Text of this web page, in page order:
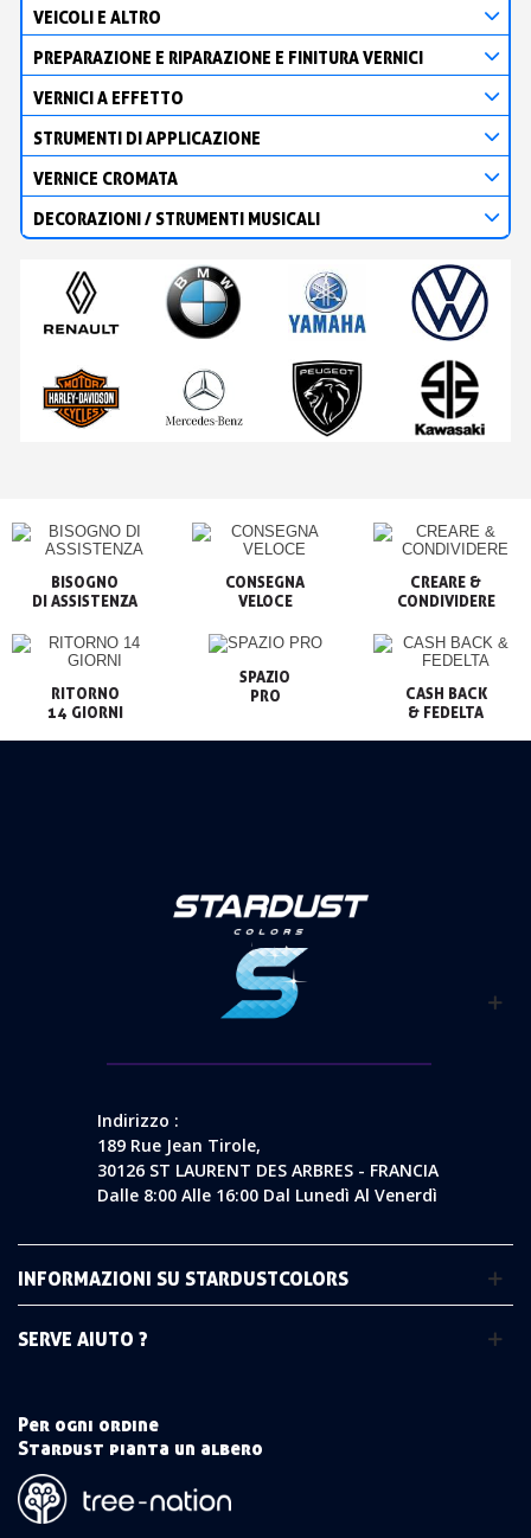
VEICOLI E ALTRO
PREPARAZIONE E RIPARAZIONE E FINITURA VERNICI
VERNICI A EFFETTO
STRUMENTI DI APPLICAZIONE
VERNICE CROMATA
DECORAZIONI / STRUMENTI MUSICALI
BISOGNO
CONSEGNA
VELOCE
CREARE &
CONDIVIDERE
RITORNO
14 GIORNI
SPAZIO
PRO
CASH BACK
& FEDELTA
Indirizzo :
189 Rue Jean Tirole,
30126 ST LAURENT DES ARBRES - FRANCIA
Dalle 8:00 Alle 16:00 Dal Lunedì Al Venerdì
INFORMAZIONI SU STARDUSTCOLORS
SERVE AIUTO ?
Per ogni ordine
Stardust pianta un albero